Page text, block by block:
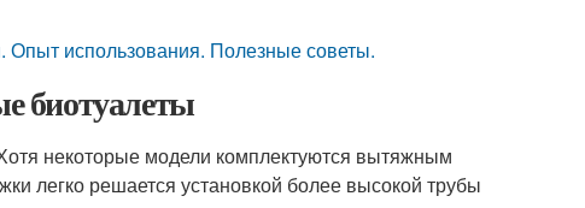
Опыт использования. Полезные советы.
биотуалеты
некоторые модели комплектуются вытяжным
легко решается установкой более высокой трубы